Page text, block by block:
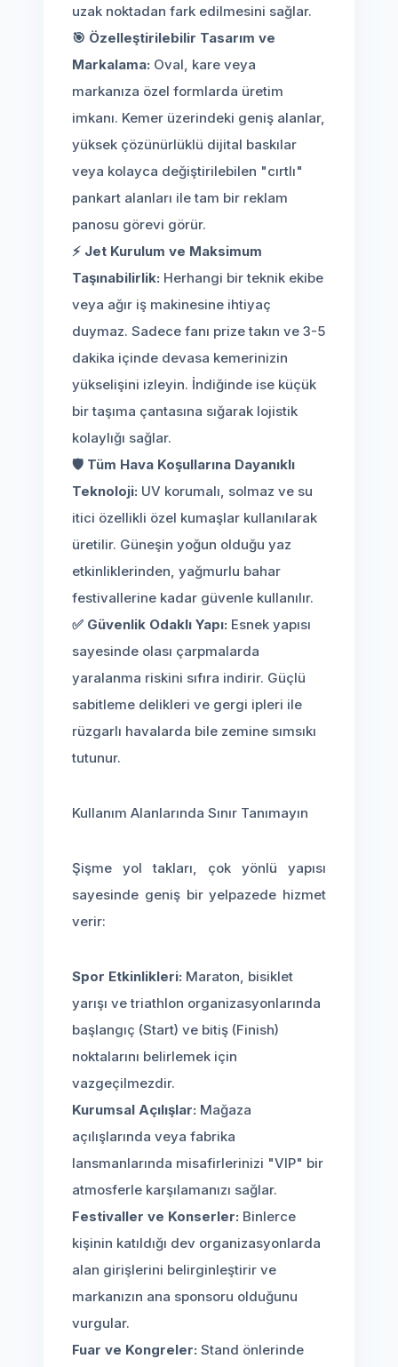
uzak noktadan fark edilmesini sağlar.
🎯 Özelleştirilebilir Tasarım ve
Markalama: Oval, kare veya
markanıza özel formlarda üretim
imkanı. Kemer üzerindeki geniş alanlar,
yüksek çözünürlüklü dijital baskılar
veya kolayca değiştirilebilen "cırtlı"
pankart alanları ile tam bir reklam
panosu görevi görür.
⚡ Jet Kurulum ve Maksimum
Taşınabilirlik: Herhangi bir teknik ekibe
veya ağır iş makinesine ihtiyaç
duymaz. Sadece fanı prize takın ve 3-5
dakika içinde devasa kemerinizin
yükselişini izleyin. İndiğinde ise küçük
bir taşıma çantasına sığarak lojistik
kolaylığı sağlar.
🛡️ Tüm Hava Koşullarına Dayanıklı
Teknoloji: UV korumalı, solmaz ve su
itici özellikli özel kumaşlar kullanılarak
üretilir. Güneşin yoğun olduğu yaz
etkinliklerinden, yağmurlu bahar
festivallerine kadar güvenle kullanılır.
✅ Güvenlik Odaklı Yapı: Esnek yapısı
sayesinde olası çarpmalarda
yaralanma riskini sıfıra indirir. Güçlü
sabitleme delikleri ve gergi ipleri ile
rüzgarlı havalarda bile zemine sımsıkı
tutunur.
Kullanım Alanlarında Sınır Tanımayın
Şişme yol takları, çok yönlü yapısı
sayesinde geniş bir yelpazede hizmet
verir:
Spor Etkinlikleri: Maraton, bisiklet
yarışı ve triathlon organizasyonlarında
başlangıç (Start) ve bitiş (Finish)
noktalarını belirlemek için
vazgeçilmezdir.
Kurumsal Açılışlar: Mağaza
açılışlarında veya fabrika
lansmanlarında misafirlerinizi "VIP" bir
atmosferle karşılamanızı sağlar.
Festivaller ve Konserler: Binlerce
kişinin katıldığı dev organizasyonlarda
alan girişlerini belirginleştirir ve
markanızın ana sponsoru olduğunu
vurgular.
Fuar ve Kongreler: Stand önlerinde